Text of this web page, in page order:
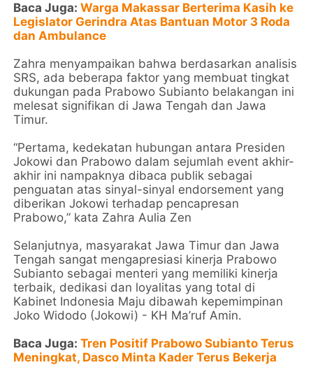
Baca Juga:Warga Makassar Berterima Kasih ke
Legislator Gerindra Atas Bantuan Motor 3 Roda
dan Ambulance
Zahra menyampaikan bahwa berdasarkan analisis
SRS, ada beberapa faktor yang membuat tingkat
dukungan pada Prabowo Subianto belakangan ini
melesat signifikan di Jawa Tengah dan Jawa
Timur.
“Pertama, kedekatan hubungan antara Presiden
Jokowi dan Prabowo dalam sejumlah event akhir-
akhir ini nampaknya dibaca publik sebagai
penguatan atas sinyal-sinyal endorsement yang
diberikan Jokowi terhadap pencapresan
Prabowo,” kata Zahra Aulia Zen
Selanjutnya, masyarakat Jawa Timur dan Jawa
Tengah sangat mengapresiasi kinerja Prabowo
Subianto sebagai menteri yang memiliki kinerja
terbaik, dedikasi dan loyalitas yang total di
Kabinet Indonesia Maju dibawah kepemimpinan
Joko Widodo (Jokowi) - KH Ma’ruf Amin.
Baca Juga:Tren Positif Prabowo Subianto Terus
Meningkat, Dasco Minta Kader Terus Bekerja